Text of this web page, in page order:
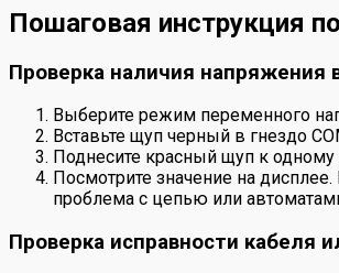
Пошаговая инструкция
Проверка наличия напряжения
Выберите режим переменного
Вставьте щуп черный в гнездо
Поднесите красный щуп к одному
Посмотрите значение на
проблема с цепью или
Проверка исправности кабеля